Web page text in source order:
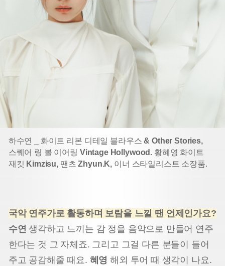
하수연 _ 화이트 리본 디테일 블라우스 & Other Stories,
스퀘어 링 볼 이어링 Vintage Hollywood. 황혜영 화이트
재킷 Kimzisu, 팬츠Zhyun.K, 이너 스타일리스트 소장품.
국악 연주가로 활동하며 보람을 느낄 땐 언제인가요?
수연 생각하고 느끼는 감 정을 음악으로 만들어 연주
한다는 것 그 자체죠. 그리고 그걸 다른 분들이 들어
주고 공감해줄 때요. 혜영 해외 투어 때 생각이 나요.